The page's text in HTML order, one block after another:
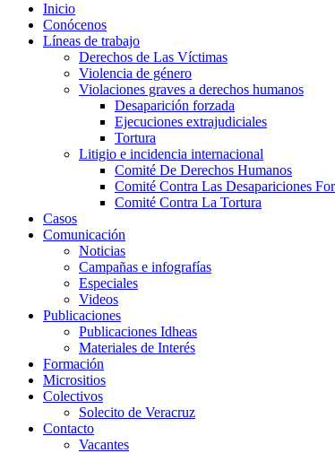
Inicio
Conócenos
Líneas de trabajo
Derechos de Las Víctimas
Violencia de género
Violaciones graves a derechos humanos
Desaparición forzada​
Ejecuciones extrajudiciales
Tortura
Litigio e incidencia internacional
Comité De Derechos Humanos​
Comité Contra Las Desapariciones
Comité Contra La Tortura​
Casos
Comunicación
Noticias
Campañas e infografías
Especiales
Videos
Publicaciones
Publicaciones Idheas
Materiales de Interés
Formación
Micrositios
Colectivos
Solecito de Veracruz
Contacto
Vacantes